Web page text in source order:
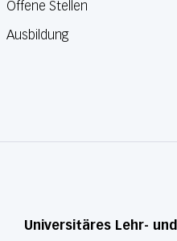
Offene Stellen
Ausbildung
Universitäres Lehr-